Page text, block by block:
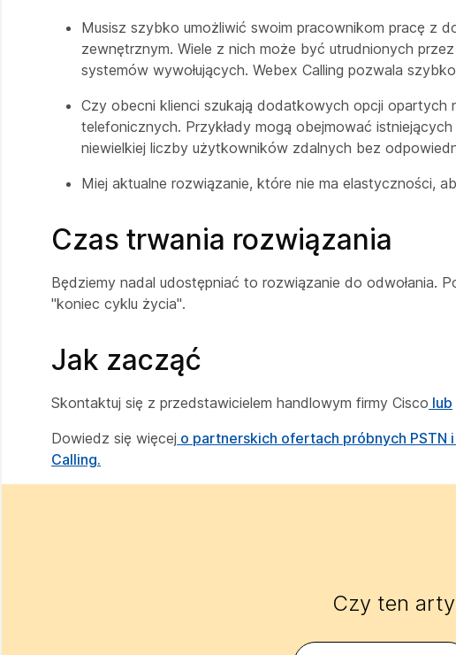
Musisz szybko umożliwić swoim pracownikom pracę z
zewnętrznym. Wiele z nich może być utrudnionych
systemów wywołujących. Webex Calling pozwala
Czy obecni klienci szukają dodatkowych opcji opartych
telefonicznych. Przykłady mogą obejmować
niewielkiej liczby użytkowników zdalnych bez
Miej aktualne rozwiązanie, które nie ma elastyczności,
Czas trwania rozwiązania
Będziemy nadal udostępniać to rozwiązanie do odwołania.
"koniec cyklu życia".
Jak zacząć
Skontaktuj się z przedstawicielem handlowym firmy Cisco lub
Dowiedz się więcej o partnerskich ofertach próbnych
Calling.
Czy ten